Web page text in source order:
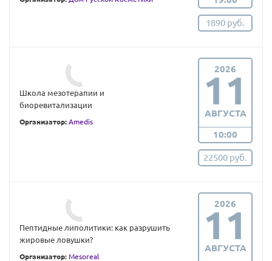
1890 руб.
Школа мезотерапии и
биоревитализации
Организатор: Amedis
2026
11
АВГУСТА
10:00
22500 руб.
Пептидные липолитики: как разрушить
жировые ловушки?
Организатор: Mesoreal
2026
11
АВГУСТА